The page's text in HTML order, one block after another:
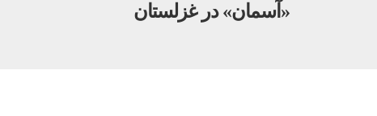
«آسمان» در غزلستان